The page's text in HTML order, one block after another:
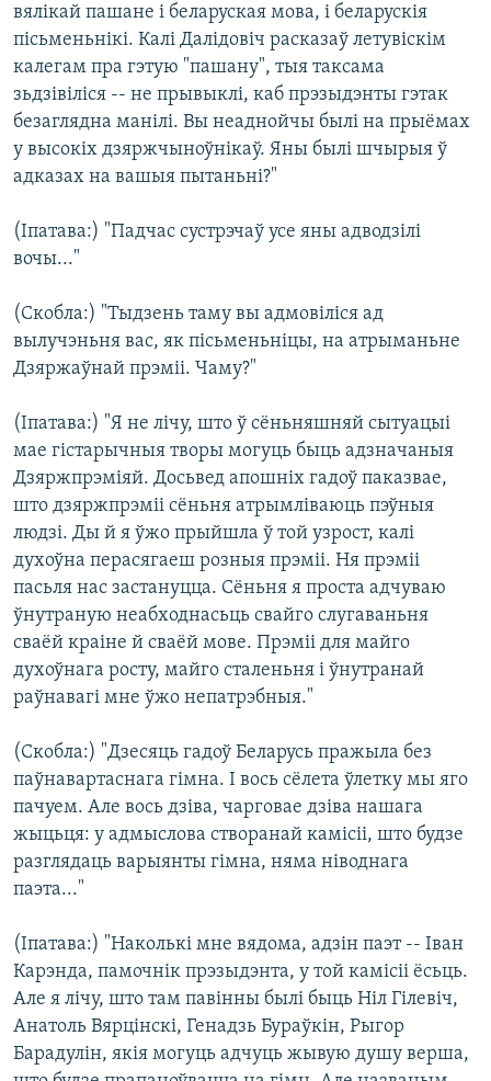
вялікай пашане і беларуская мова, і беларускія
пісьменьнікі. Калі Далідовіч расказаў летувіскім
калегам пра гэтую "пашану", тыя таксама
зьдзівіліся -- не прывыклі, каб прэзыдэнты гэтак
безаглядна манілі. Вы неаднойчы былі на прыёмах
у высокіх дзяржчыноўнікаў. Яны былі шчырыя ў
адказах на вашыя пытаньні?"
(Іпатава:) "Падчас сустрэчаў усе яны адводзілі
вочы..."
(Скобла:) "Тыдзень таму вы адмовіліся ад
вылучэньня вас, як пісьменьніцы, на атрыманьне
Дзяржаўнай прэміі. Чаму?"
(Іпатава:) "Я не лічу, што ў сёньняшняй сытуацыі
мае гістарычныя творы могуць быць адзначаныя
Дзяржпрэміяй. Досьвед апошніх гадоў паказвае,
што дзяржпрэміі сёньня атрымліваюць пэўныя
людзі. Ды й я ўжо прыйшла ў той узрост, калі
духоўна перасягаеш розныя прэміі. Ня прэміі
пасьля нас застануцца. Сёньня я проста адчуваю
ўнутраную неабходнасьць свайго слугаваньня
сваёй краіне й сваёй мове. Прэміі для майго
духоўнага росту, майго сталеньня і ўнутранай
раўнавагі мне ўжо непатрэбныя."
(Скобла:) "Дзесяць гадоў Беларусь пражыла без
паўнавартаснага гімна. І вось сёлета ўлетку мы яго
пачуем. Але вось дзіва, чарговае дзіва нашага
жыцьця: у адмыслова створанай камісіі, што будзе
разглядаць варыянты гімна, няма ніводнага
паэта..."
(Іпатава:) "Наколькі мне вядома, адзін паэт -- Іван
Карэнда, памочнік прэзыдэнта, у той камісіі ёсьць.
Але я лічу, што там павінны былі быць Ніл Гілевіч,
Анатоль Вярцінскі, Генадзь Бураўкін, Рыгор
Барадулін, якія могуць адчуць жывую душу верша,